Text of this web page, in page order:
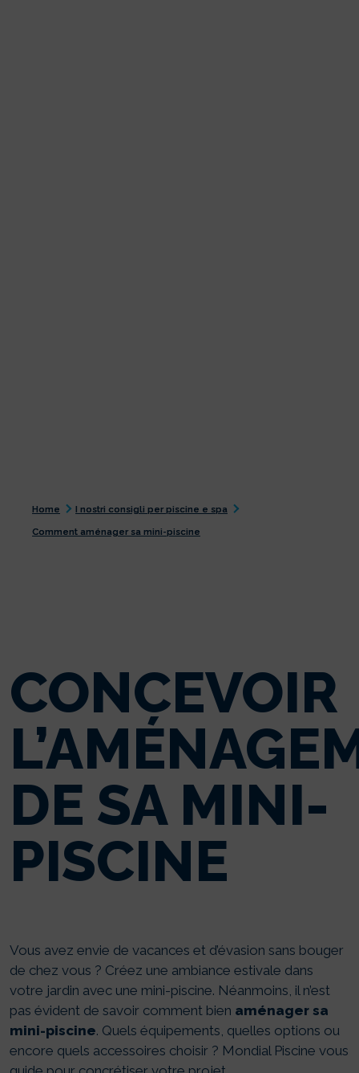
Home
I nostri consigli per piscine e spa
Comment aménager sa mini-piscine
CONCEVOIR
DE SA MINI-
PISCINE
Vous avez envie de vacances et d’évasion sans bouger
de chez vous ? Créez une ambiance estivale dans
votre jardin avec une mini-piscine. Néanmoins, il n’est
pas évident de savoir comment bien aménager sa
mini-piscine. Quels équipements, quelles options ou
encore quels accessoires choisir ? Mondial Piscine vous